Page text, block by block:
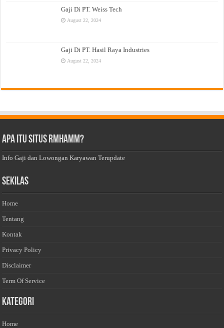
Gaji Di PT. Weiss Tech
August 22, 2024
Gaji Di PT. Hasil Raya Industries
August 22, 2024
Apa Itu Situs Rmhamm?
Info Gaji dan Lowongan Karyawan Terupdate
Sekilas
Home
Tentang
Kontak
Privacy Policy
Disclaimer
Term Of Service
Kategori
Home